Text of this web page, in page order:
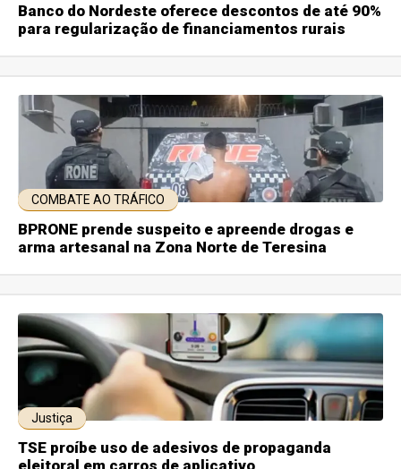
Banco do Nordeste oferece descontos de até 90%
para regularização de financiamentos rurais
COMBATE AO TRÁFICO
BPRONE prende suspeito e apreende drogas e
arma artesanal na Zona Norte de Teresina
Justiça
TSE proíbe uso de adesivos de propaganda
eleitoral em carros de aplicativo